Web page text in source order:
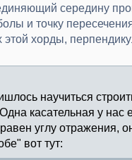
середину
и точку
этой хорды,
научиться
касательная у нас
углу отражения,
вот тут: